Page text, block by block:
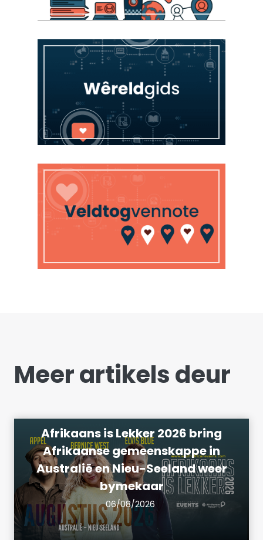
Meer artikels deur
Afrikaans is Lekker 2026 bring
Afrikaanse gemeenskappe in
Australië en Nieu-Seeland weer
bymekaar
06/08/2026